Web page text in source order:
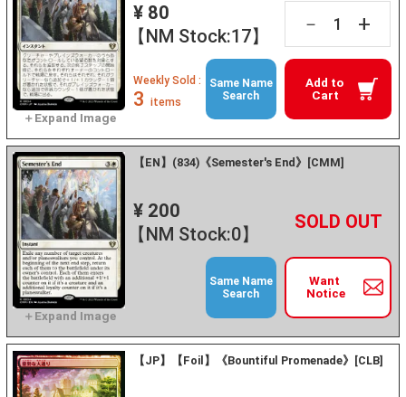
¥ 80
【NM Stock:17】
－ +
Add to
Cart
Weekly Sold :
3 items
Same Name
Search
【EN】(834)《Semester's End》[CMM]
¥ 200
【NM Stock:0】
－ +
Want
Notice
Same Name
Search
【JP】【Foil】《Bountiful Promenade》[CLB]